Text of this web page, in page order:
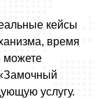
кейсы
время
можете
услугу.